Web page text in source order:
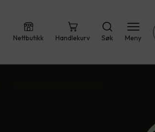
Nettbutikk Handlekurv Søk Meny